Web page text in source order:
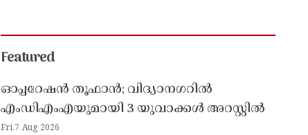
Featured
ഓപ്പറേഷൻ തൂഫാൻ; വിദ്യാനഗറിൽ
എംഡിഎംഎയുമായി 3 യുവാക്കൾ അറസ്റ്റിൽ
Fri,7 Aug 2026